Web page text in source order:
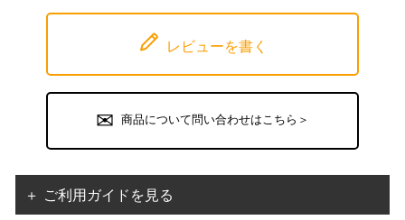
レビューを書く
商品について問い合わせはこちら＞
＋ ご利用ガイドを見る